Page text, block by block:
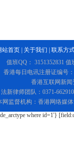
站首页 关于我们
联系方
值班QQ： 3151352831
香港每日电讯注册证编号
香港互联网新闻
法新律师团队：0371-
网监督机构：香港网络媒
where id=1'}